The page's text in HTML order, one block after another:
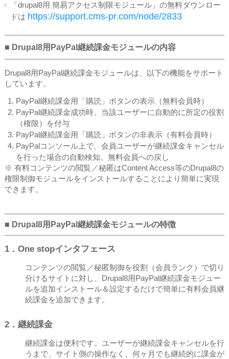
「drupal8用 簡易アクセス制限モジュール」の無料ダウンロー
ドは https://support.cms-pr.com/node/2833
■ Drupal8用PayPal継続課金モジュールの内容
Drupal8用PayPal継続課金モジュールは、以下の機能をサポート
しています。
PayPal継続課金用「購読」ボタンの表示（無料会員時）
PayPal継続課金成功時、当該ユーザーに自動的に所定の役割
（権限）を付与
PayPal継続課金用「購読」ボタンの非表示（有料会員時）
PayPalコンソール上で、会員ユーザーが継続課金キャンセル
を行った場合の自動検知。無料会員への戻し
※ 有料コンテンツの閲覧／秘匿はContent Access等のDrupal8の
権限制御モジュールをインストールすることにより簡単に実現
できます。
■ Drupal8用PayPal継続課金モジュールの特徴
1．One stopインタフェース
コンテンツの閲覧／秘匿制御を役割（会員ランク）で切り
分けるサイトに対し、Drupal8用PayPal継続課金モジュー
ルを追加インストール＆設定するだけで簡単に有料会員継
続課金を追加できます。
2．継続課金
継続課金は便利です。ユーザーが継続課金キャンセルを行
うまで、サイト側の操作なく、何ヶ月でも継続的に課金が